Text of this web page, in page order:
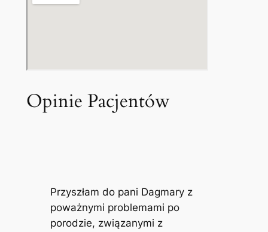
Opinie Pacjentów
Przyszłam do pani Dagmary z
poważnymi problemami po
porodzie, związanymi z